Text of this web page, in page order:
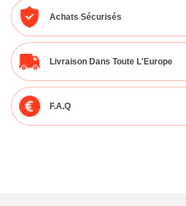
Achats Sécurisés
Livraison Dans Toute L'Europe
F.A.Q